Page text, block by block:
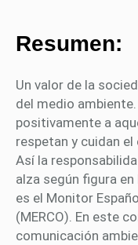
Resumen:
Un valor de la
del medio
positivamente a
respetan y cuidan
Así la
alza según figura
es el Monitor
(MERCO). En este
comunicación